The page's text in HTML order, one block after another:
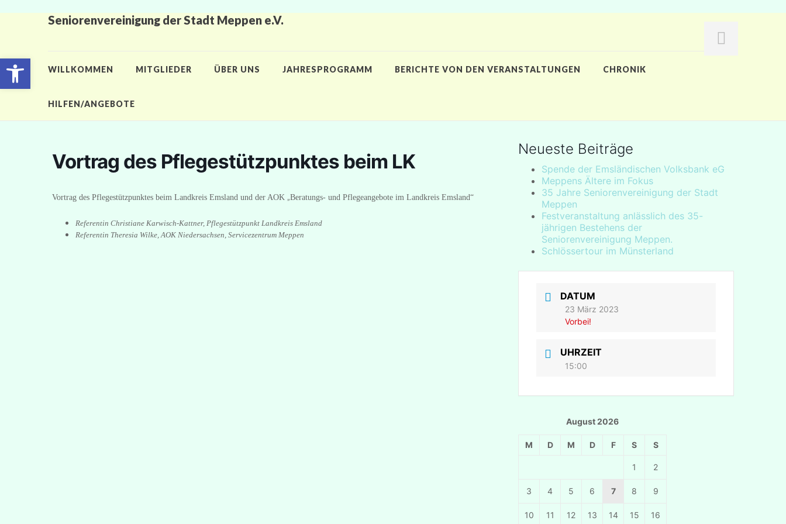
Seniorenvereinigung der Stadt Meppen e.V.
WILLKOMMEN MITGLIEDER ÜBER UNS JAHRESPROGRAMM BERICHTE VON DEN VERANSTALTUNGEN CHRONIK
HILFEN/ANGEBOTE
Vortrag des Pflegestützpunktes beim LK
Vortrag des Pflegestützpunktes beim Landkreis Emsland und der AOK „Beratungs- und Pflegeangebote im Landkreis Emsland“
Referentin Christiane Karwisch-Kattner, Pflegestützpunkt Landkreis Emsland
Referentin Theresia Wilke, AOK Niedersachsen, Servicezentrum Meppen
Neueste Beiträge
Spende der Emsländischen Volksbank eG
Meppens Ältere im Fokus
35 Jahre Seniorenvereinigung der Stadt
Meppen
Festveranstaltung anlässlich des 35-
jährigen Bestehens der
Seniorenvereinigung Meppen.
Schlössertour im Münsterland
DATUM
23 März 2023
Vorbei!
UHRZEIT
15:00
August 2026
M D M D F S S
1 2
3 4 5 6 7 8 9
10 11 12 13 14 15 16
Open toolbar